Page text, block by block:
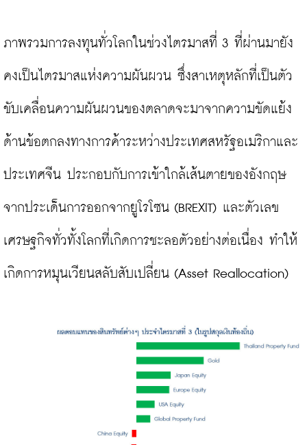
ภาพรวมการลงทุนทั่วโลกในช่วงไตรมาสที่ 3 ที่ผ่านมายัง
คงเป็นไตรมาสแห่งความผันผวน ซึ่งสาเหตุหลักที่เป็นตัว
ขับเคลื่อนความผันผวนของตลาดจะมาจากความขัดแย้ง
ด้านข้อตกลงทางการค้าระหว่างประเทศสหรัฐอเมริกาและ
ประเทศจีน ประกอบกับการเข้าใกล้เส้นตายของอังกฤษ
จากประเด็นการออกจากยูโรโซน (BREXIT) และตัวเลข
เศรษฐกิจทั่วทั้งโลกที่เกิดการชะลอตัวอย่างต่อเนื่อง ทำให้
เกิดการหมุนเวียนสลับสับเปลี่ยน (Asset Reallocation)